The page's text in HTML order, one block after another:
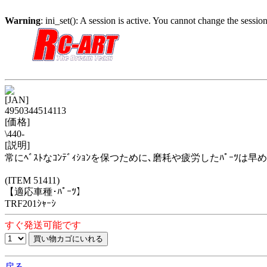
Warning: ini_set(): A session is active. You cannot change the
[JAN]
4950344514113
[価格]
\440-
[説明]
常にﾍﾞｽﾄなｺﾝﾃﾞｨｼｮﾝを保つために､磨耗や疲労したﾊﾟｰﾂは早
(ITEM 51411)
【適応車種･ﾊﾟｰﾂ】
TRF201ｼｬｰｼ
すぐ発送可能です